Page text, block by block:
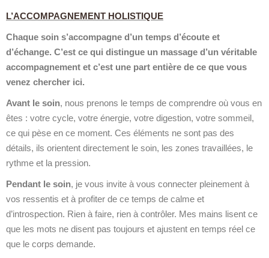
L’ACCOMPAGNEMENT HOLISTIQUE
Chaque soin s’accompagne d’un temps d’écoute et
d’échange. C’est ce qui distingue un massage d’un véritable
accompagnement et c’est une part entière de ce que vous
venez chercher ici.
Avant le soin, nous prenons le temps de comprendre où vous en
êtes : votre cycle, votre énergie, votre digestion, votre sommeil,
ce qui pèse en ce moment. Ces éléments ne sont pas des
détails, ils orientent directement le soin, les zones travaillées, le
rythme et la pression.
Pendant le soin, je vous invite à vous connecter pleinement à
vos ressentis et à profiter de ce temps de calme et
d’introspection. Rien à faire, rien à contrôler. Mes mains lisent ce
que les mots ne disent pas toujours et ajustent en temps réel ce
que le corps demande.